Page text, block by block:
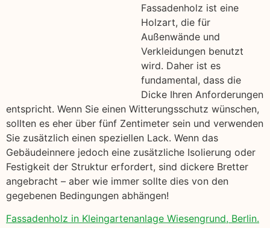
Fassadenholz ist eine
Holzart, die für
Außenwände und
Verkleidungen benutzt
wird. Daher ist es
fundamental, dass die
Dicke Ihren Anforderungen
entspricht. Wenn Sie einen Witterungsschutz wünschen,
sollten es eher über fünf Zentimeter sein und verwenden
Sie zusätzlich einen speziellen Lack. Wenn das
Gebäudeinnere jedoch eine zusätzliche Isolierung oder
Festigkeit der Struktur erfordert, sind dickere Bretter
angebracht – aber wie immer sollte dies von den
gegebenen Bedingungen abhängen!
Fassadenholz in Kleingartenanlage Wiesengrund, Berlin.